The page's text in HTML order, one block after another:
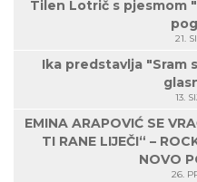
Tilen Lotrič s pjesmom
21.
Ika predstavlja "Sram
13.
EMINA ARAPOVIĆ SE
TI RANE LIJEČI“ –
NOVO
26.